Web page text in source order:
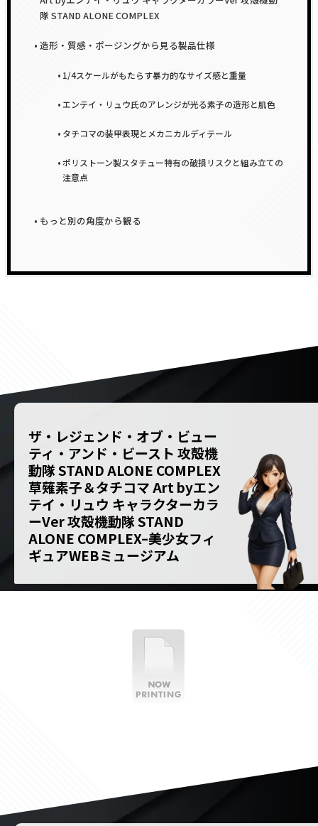
隊 STAND ALONE COMPLEX
造形・質感・ポージングから見る製品仕様
1/4スケールがもたらす暴力的なサイズ感と重量
エンテイ・リュウ氏のアレンジが光る素子の造形と肌色
タチコマの装甲表現とメカニカルディテール
ポリストーン製スタチュー特有の破損リスクと組み立ての
注意点
もっと別の角度から観る
ザ・レジェンド・オブ・ビュー
ティ・アンド・ビースト 攻殻機
動隊 STAND ALONE COMPLEX
草薙素子＆タチコマ Art byエン
テイ・リュウ キャラクターカラ
ーVer 攻殻機動隊 STAND
ALONE COMPLEX–美少女フィ
ギュアWEBミュージアム